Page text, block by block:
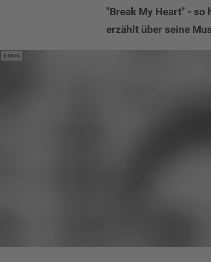
"Break My Heart" - so
erzählt über seine
WMG